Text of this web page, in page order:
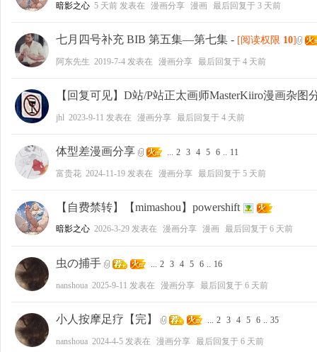
暗影之心 5 天前 发表在 漫画分享 漫画 最后回复于 3 天前
七月四号补充 BIB 第五集—第七集 - [阅读权限 10]
阿东先生 2019-7-4 发表在 漫画分享 最后回复于 4 天前
【回复可见】D站/P站正太画师MasterKiiro漫画杂图
jhl 2023-9-11 发表在 漫画分享 最后回复于 4 天前
体型差漫画分享 ... 2 3 4 5 6 .. 11
富贵花 2024-11-19 发表在 漫画分享 最后回复于 5 天前
【自费禁转】【mimashou】powershift
暗影之心 2026-3-29 发表在 漫画分享 漫画 最后回复于 6 天前
虫の捕手 ... 2 3 4 5 6 .. 16
nanshoua 2025-9-11 发表在 漫画分享 最后回复于 6 天前
小人按摩足疗【完】 ... 2 3 4 5 6 .. 35
nanshoua 2024-4-5 发表在 漫画分享 最后回复于 6 天前